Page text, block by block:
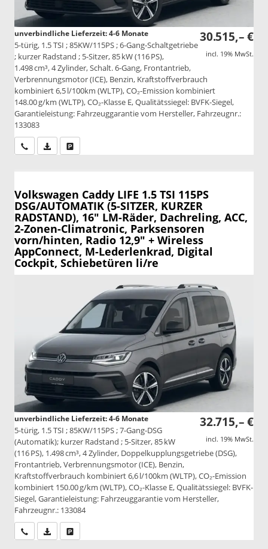
30.515,– €
incl. 19% MwSt.
unverbindliche Lieferzeit: 4-6 Monate
5-türig, 1.5 TSI ; 85KW/115PS ; 6-Gang-Schaltgetriebe
; kurzer Radstand ; 5-Sitzer, 85 kW (116 PS),
1.498 cm³, 4 Zylinder, Schalt. 6-Gang, Frontantrieb,
Verbrennungsmotor (ICE), Benzin, Kraftstoffverbrauch
kombiniert 6,5 l/100km (WLTP), CO₂-Emission kombiniert
148.00 g/km (WLTP), CO₂-Klasse E, Qualitätssiegel: BVFK-Siegel,
Garantieleistung: Fahrzeuggarantie vom Hersteller, Fahrzeugnr.:
133083
Wir rufen Sie anPDF-Datei, Fahrzeugexposé drucken
Volkswagen Caddy LIFE 1.5 TSI 115PS
DSG/AUTOMATIK (5-SITZER, KURZER
RADSTAND), 16" LM-Räder, Dachreling, ACC,
2-Zonen-Climatronic, Parksensoren
vorn/hinten, Radio 12,9" + Wireless
AppConnect, M-Lederlenkrad, Digital
Cockpit, Schiebetüren li/re
32.715,– €
incl. 19% MwSt.
unverbindliche Lieferzeit: 4-6 Monate
5-türig, 1.5 TSI ; 85KW/115PS ; 7-Gang-DSG
(Automatik); kurzer Radstand ; 5-Sitzer, 85 kW
(116 PS), 1.498 cm³, 4 Zylinder, Doppelkupplungsgetriebe (DSG),
Frontantrieb, Verbrennungsmotor (ICE), Benzin,
Kraftstoffverbrauch kombiniert 6,6 l/100km (WLTP), CO₂-Emission
kombiniert 150.00 g/km (WLTP), CO₂-Klasse E, Qualitätssiegel: BVFK-
Siegel, Garantieleistung: Fahrzeuggarantie vom Hersteller,
Fahrzeugnr.: 133084
Wir rufen Sie anPDF-Datei, Fahrzeugexposé drucken